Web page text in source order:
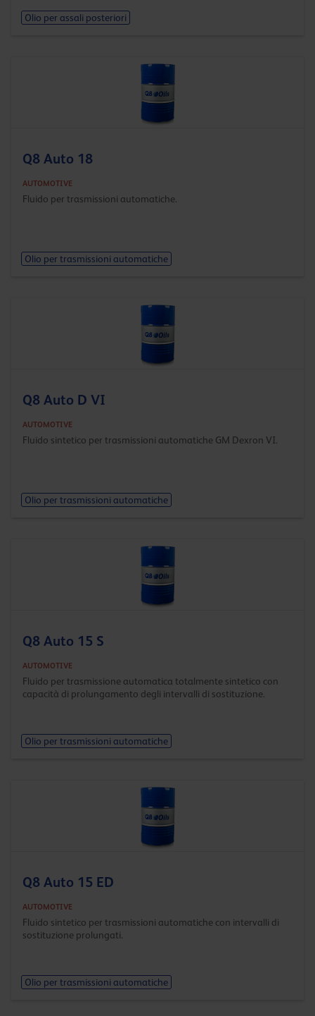
Olio per assali posteriori
Q8 Auto 18
AUTOMOTIVE
Fluido per trasmissioni automatiche.
Olio per trasmissioni automatiche
Q8 Auto D VI
AUTOMOTIVE
Fluido sintetico per trasmissioni automatiche GM Dexron VI.
Olio per trasmissioni automatiche
Q8 Auto 15 S
AUTOMOTIVE
Fluido per trasmissione automatica totalmente sintetico con
capacità di prolungamento degli intervalli di sostituzione.
Olio per trasmissioni automatiche
Q8 Auto 15 ED
AUTOMOTIVE
Fluido sintetico per trasmissioni automatiche con intervalli di
sostituzione prolungati.
Olio per trasmissioni automatiche